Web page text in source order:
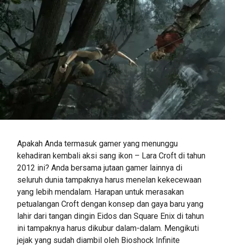
Apakah Anda termasuk gamer yang menunggu
kehadiran kembali aksi sang ikon – Lara Croft di tahun
2012 ini? Anda bersama jutaan gamer lainnya di
seluruh dunia tampaknya harus menelan kekecewaan
yang lebih mendalam. Harapan untuk merasakan
petualangan Croft dengan konsep dan gaya baru yang
lahir dari tangan dingin Eidos dan Square Enix di tahun
ini tampaknya harus dikubur dalam-dalam. Mengikuti
jejak yang sudah diambil oleh Bioshock Infinite